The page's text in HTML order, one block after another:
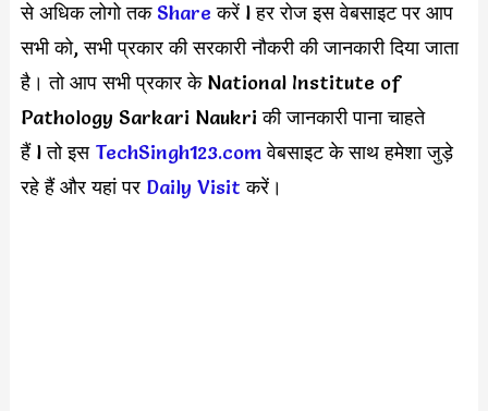
से अधिक लोगो तकShareकरें l हर रोज इस वेबसाइट पर आप
सभी को, सभी प्रकार की सरकारी नौकरी की जानकारी दिया जाता
है। तो आप सभी प्रकार के National Institute of
Pathology Sarkari Naukri की जानकारी पाना चाहते
हैं l तो इस TechSingh123.comवेबसाइट के साथ हमेशा जुड़े
रहे हैं और यहां पर Daily Visit करें।